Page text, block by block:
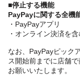
■停止する機能
PayPayに関する全機
・PayPayアプリ
・オンライン決済を
なお、PayPayピック
ス開始前までに店舗
お願いいたします。